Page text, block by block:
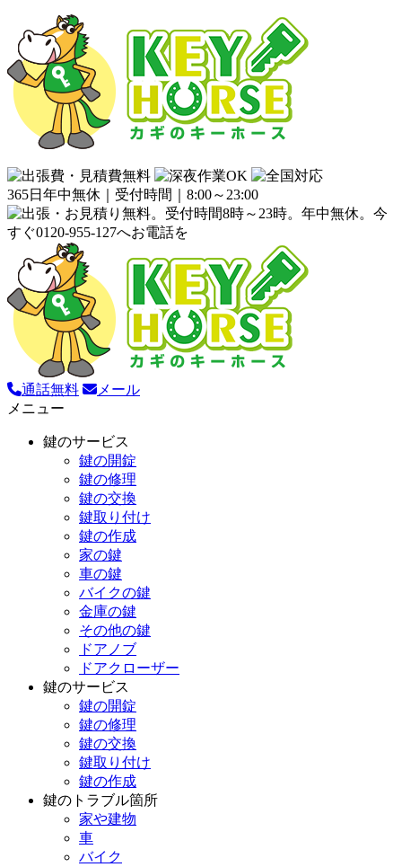
365日年中無休｜受付時間｜8:00～23:00
通話無料
メール
メニュー
鍵のサービス
鍵の開錠
鍵の修理
鍵の交換
鍵取り付け
鍵の作成
家の鍵
車の鍵
バイクの鍵
金庫の鍵
その他の鍵
ドアノブ
ドアクローザー
鍵のサービス
鍵の開錠
鍵の修理
鍵の交換
鍵取り付け
鍵の作成
鍵のトラブル箇所
家や建物
車
バイク